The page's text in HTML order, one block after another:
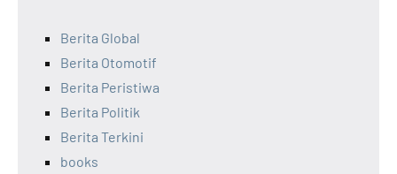
Berita Global
Berita Otomotif
Berita Peristiwa
Berita Politik
Berita Terkini
books